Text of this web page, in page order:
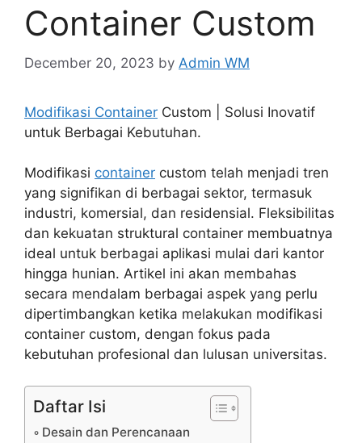
Container Custom
December 20, 2023 by Admin WM
Modifikasi Container Custom | Solusi Inovatif
untuk Berbagai Kebutuhan.
Modifikasi container custom telah menjadi tren
yang signifikan di berbagai sektor, termasuk
industri, komersial, dan residensial. Fleksibilitas
dan kekuatan struktural container membuatnya
ideal untuk berbagai aplikasi mulai dari kantor
hingga hunian. Artikel ini akan membahas
secara mendalam berbagai aspek yang perlu
dipertimbangkan ketika melakukan modifikasi
container custom, dengan fokus pada
kebutuhan profesional dan lulusan universitas.
Daftar Isi
Desain dan Perencanaan